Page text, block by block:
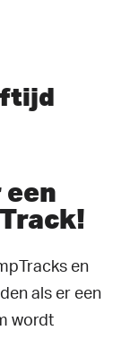
en
als er een
wordt